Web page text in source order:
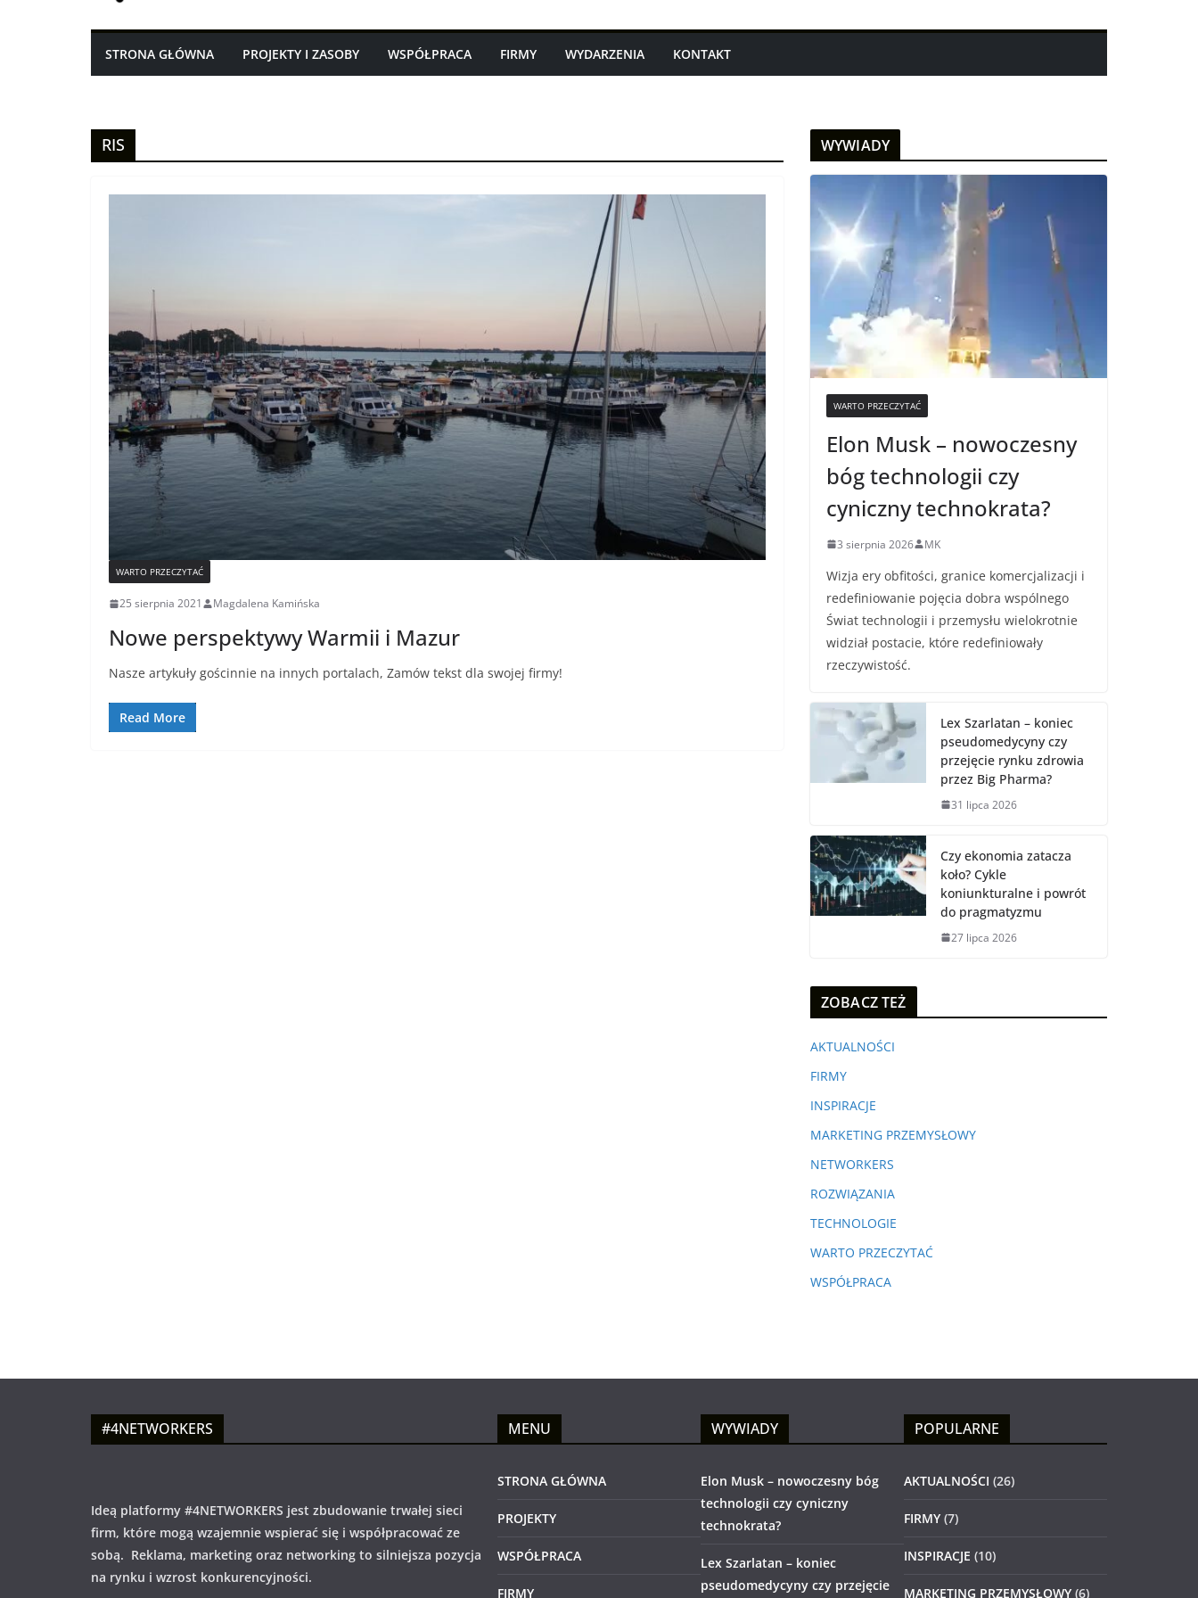
STRONA GŁÓWNA PROJEKTY I ZASOBY WSPÓŁPRACA FIRMY WYDARZENIA KONTAKT
RIS
WARTO PRZECZYTAĆ
25 sierpnia 2021 Magdalena Kamińska
Nowe perspektywy Warmii i Mazur
Nasze artykuły gościnnie na innych portalach, Zamów tekst dla swojej firmy!
Read More
WYWIADY
WARTO PRZECZYTAĆ
Elon Musk – nowoczesny
bóg technologii czy
cyniczny technokrata?
3 sierpnia 2026 MK
Wizja ery obfitości, granice komercjalizacji i
redefiniowanie pojęcia dobra wspólnego
Świat technologii i przemysłu wielokrotnie
widział postacie, które redefiniowały
rzeczywistość.
Lex Szarlatan – koniec
pseudomedycyny czy
przejęcie rynku zdrowia
przez Big Pharma?
31 lipca 2026
Czy ekonomia zatacza
koło? Cykle
koniunkturalne i powrót
do pragmatyzmu
27 lipca 2026
ZOBACZ TEŻ
AKTUALNOŚCI
FIRMY
INSPIRACJE
MARKETING PRZEMYSŁOWY
NETWORKERS
ROZWIĄZANIA
TECHNOLOGIE
WARTO PRZECZYTAĆ
WSPÓŁPRACA
#4NETWORKERS
Ideą platformy #4NETWORKERS jest zbudowanie trwałej sieci
firm, które mogą wzajemnie wspierać się i współpracować ze
sobą. Reklama, marketing oraz networking to silniejsza pozycja
na rynku i wzrost konkurencyjności.
MENU
STRONA GŁÓWNA
PROJEKTY
WSPÓŁPRACA
FIRMY
WYWIADY
Elon Musk – nowoczesny bóg
technologii czy cyniczny
technokrata?
Lex Szarlatan – koniec
pseudomedycyny czy przejęcie
POPULARNE
AKTUALNOŚCI (26)
FIRMY (7)
INSPIRACJE (10)
MARKETING PRZEMYSŁOWY (6)